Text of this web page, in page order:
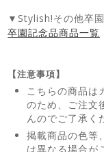
▼Stylish!その他卒
卒園記念品商品一覧
【注意事項】
こちらの商品は
のため、ご注文
んのでご了承く
掲載商品の色等
は異なる場合が